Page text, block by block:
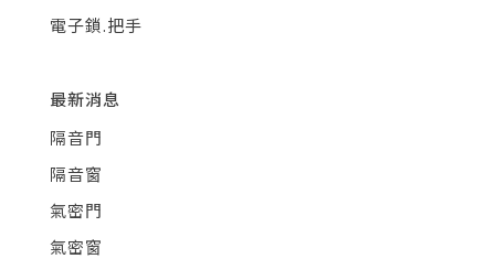
電子鎖.把手
最新消息
隔音門
隔音窗
氣密門
氣密窗